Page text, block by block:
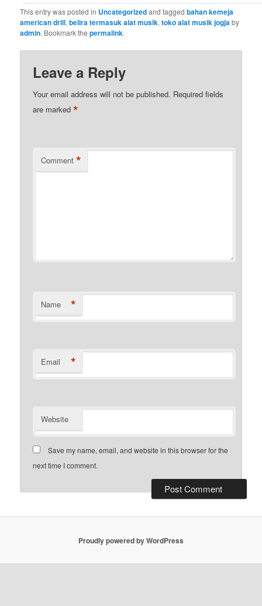
This entry was posted in Uncategorizedand taggedbahan kemeja
american drill,belira termasuk alat musik,toko alat musik jogjaby
admin. Bookmark thepermalink.
Leave a Reply
Your email address will not be published. Required fields
are marked*
Comment *
Name *
Email *
Website
Save my name, email, and website in this browser for the
next time I comment.
Proudly powered by WordPress